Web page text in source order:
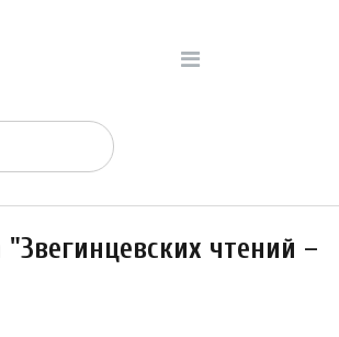
чтений –